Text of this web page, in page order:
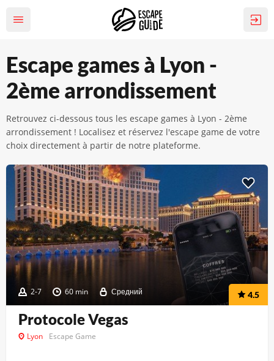
Escape games à Lyon -
2ème arrondissement
Retrouvez ci-dessous tous les escape games à Lyon - 2ème
arrondissement ! Localisez et réservez l'escape game de votre
choix directement à partir de notre plateforme.
2-7 60 min Средний 4.5
Protocole Vegas
Lyon Escape Game